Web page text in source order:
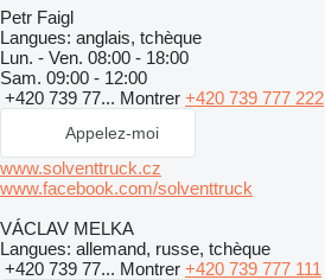
Petr Faigl
Langues: anglais, tchèque
Lun. - Ven. 08:00 - 18:00
Sam. 09:00 - 12:00
+420 739 77... Montrer +420 739 777 222
Appelez-moi
www.solventtruck.cz
www.facebook.com/solventtruck
VÁCLAV MELKA
Langues: allemand, russe, tchèque
+420 739 77... Montrer +420 739 777 111